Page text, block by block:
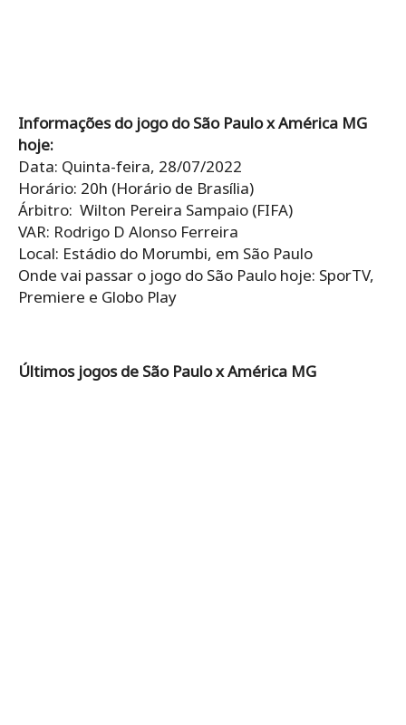
Informações do jogo do São Paulo x América MG
hoje:
Data: Quinta-feira, 28/07/2022
Horário: 20h (Horário de Brasília)
Árbitro: Wilton Pereira Sampaio (FIFA)
VAR: Rodrigo D Alonso Ferreira
Local: Estádio do Morumbi, em São Paulo
Onde vai passar o jogo do São Paulo hoje: SporTV,
Premiere e Globo Play
Últimos jogos de São Paulo x América MG